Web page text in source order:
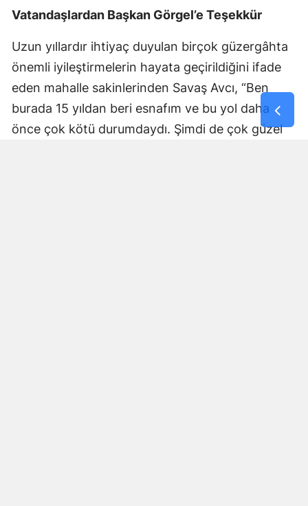
Vatandaşlardan Başkan Görgel’e Teşekkür
Uzun yıllardır ihtiyaç duyulan birçok güzergâhta
önemli iyileştirmelerin hayata geçirildiğini ifade
eden mahalle sakinlerinden Savaş Avcı, “Ben
burada 15 yıldan beri esnafım ve bu yol daha
önce çok kötü durumdaydı. Şimdi de çok güzel